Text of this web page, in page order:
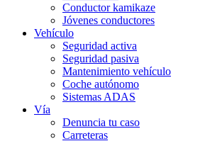
Conductor kamikaze
Jóvenes conductores
Vehículo
Seguridad activa
Seguridad pasiva
Mantenimiento vehículo
Coche autónomo
Sistemas ADAS
Vía
Denuncia tu caso
Carreteras